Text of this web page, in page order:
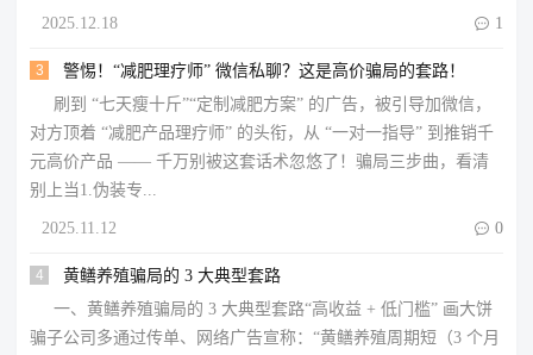
2025.12.18  1
3
警惕！“减肥理疗师” 微信私聊？这是高价骗局的套路！
刷到 “七天瘦十斤”“定制减肥方案” 的广告，被引导加微信，
对方顶着 “减肥产品理疗师” 的头衔，从 “一对一指导” 到推销千
元高价产品 —— 千万别被这套话术忽悠了！骗局三步曲，看清
别上当1.伪装专...
2025.11.12  0
4
黄鳝养殖骗局的 3 大典型套路​
一、黄鳝养殖骗局的 3 大典型套路​“高收益 + 低门槛” 画大饼​
骗子公司多通过传单、网络广告宣称：“黄鳝养殖周期短（3 个月